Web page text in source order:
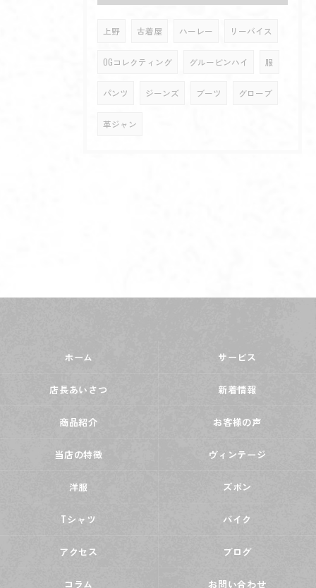
上野 古着屋 ハーレー リーバイス
OGコレクティング グルービンハイ 服
パンツ ジーンズ ブーツ グローブ
革ジャン
ホーム サービス
店長あいさつ 新着情報
商品紹介 お客様の声
当店の特徴 ヴィンテージ
洋服 ズボン
Tシャツ バイク
アクセス ブログ
コラム お問い合わせ